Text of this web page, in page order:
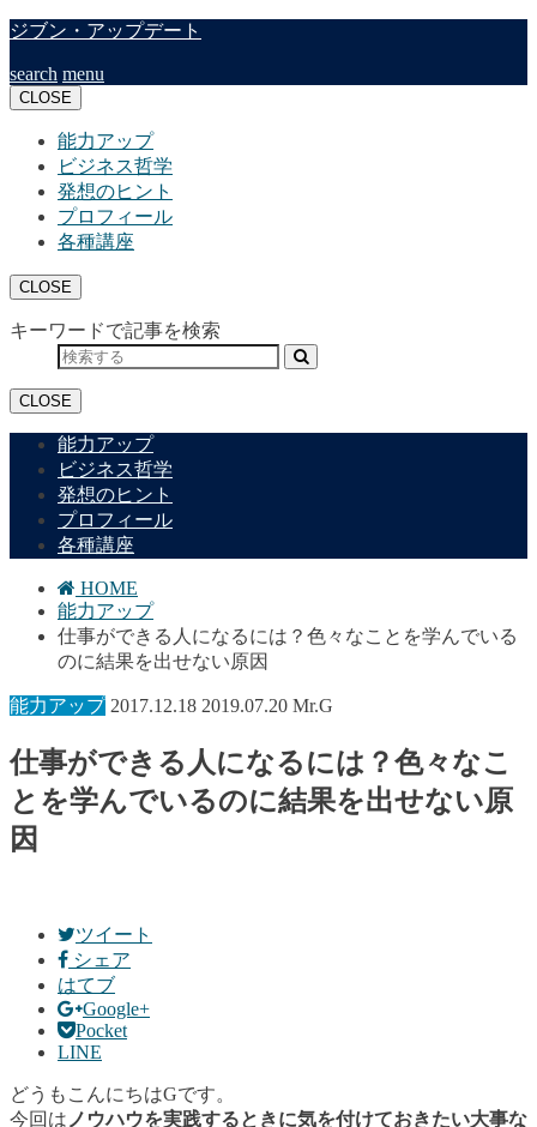
ジブン・アップデート
search menu
CLOSE
能力アップ
ビジネス哲学
発想のヒント
プロフィール
各種講座
CLOSE
キーワードで記事を検索
CLOSE
能力アップ
ビジネス哲学
発想のヒント
プロフィール
各種講座
HOME
能力アップ
仕事ができる人になるには？色々なことを学んでいる
のに結果を出せない原因
能力アップ 2017.12.18 2019.07.20 Mr.G
仕事ができる人になるには？色々なこ
とを学んでいるのに結果を出せない原
因
ツイート
シェア
はてブ
Google+
Pocket
LINE
どうもこんにちはGです。
今回は ノウハウを実践するときに気を付けておきたい大事な